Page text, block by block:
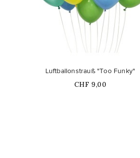
Luftballonstrauß "Too Funky"
Price
CHF 9,00